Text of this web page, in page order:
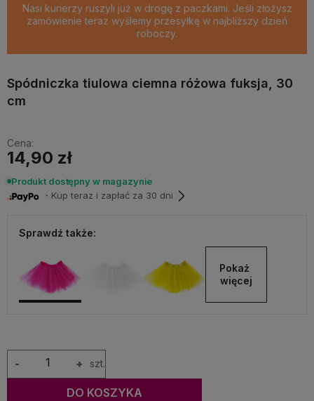
Nasi kurierzy ruszyli już w drogę z paczkami. Jeśli złożysz
zamówienie teraz wyślemy przesyłkę w najbliższy dzień
roboczy.
Spódniczka tiulowa ciemna różowa fuksja, 30
cm
Cena:
14,90 zł
Produkt dostępny w magazynie
・Kup teraz i zapłać za 30 dni
Sprawdź także:
Pokaż
więcej
+
- szt.
DO KOSZYKA